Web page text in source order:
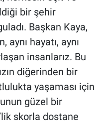
bir şehir
Başkan Kaya,
hayatı, aynı
insanlarız. Bu
diğerinden bir
yaşaması için
güzel bir
skorla dostane